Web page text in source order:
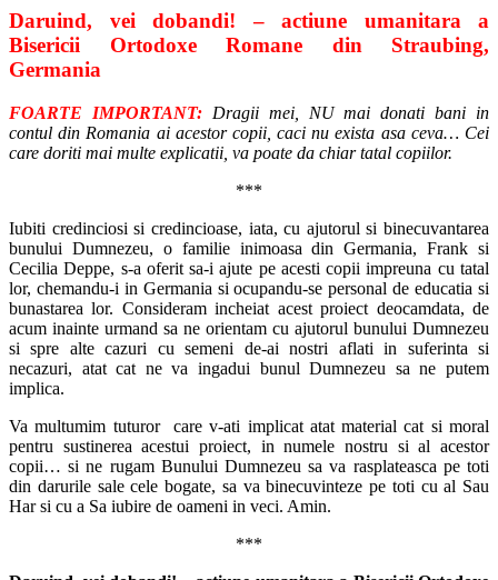
Daruind, vei dobandi! – actiune umanitara a
Bisericii Ortodoxe Romane din Straubing,
Germania
FOARTE IMPORTANT: Dragii mei, NU mai donati bani in
contul din Romania ai acestor copii, caci nu exista asa ceva… Cei
care doriti mai multe explicatii, va poate da chiar tatal copiilor.
***
Iubiti credinciosi si credincioase, iata, cu ajutorul si binecuvantarea
bunului Dumnezeu, o familie inimoasa din Germania, Frank si
Cecilia Deppe, s-a oferit sa-i ajute pe acesti copii impreuna cu tatal
lor, chemandu-i in Germania si ocupandu-se personal de educatia si
bunastarea lor. Consideram incheiat acest proiect deocamdata, de
acum inainte urmand sa ne orientam cu ajutorul bunului Dumnezeu
si spre alte cazuri cu semeni de-ai nostri aflati in suferinta si
necazuri, atat cat ne va ingadui bunul Dumnezeu sa ne putem
implica.
Va multumim tuturor care v-ati implicat atat material cat si moral
pentru sustinerea acestui proiect, in numele nostru si al acestor
copii… si ne rugam Bunului Dumnezeu sa va rasplateasca pe toti
din darurile sale cele bogate, sa va binecuvinteze pe toti cu al Sau
Har si cu a Sa iubire de oameni in veci. Amin.
***